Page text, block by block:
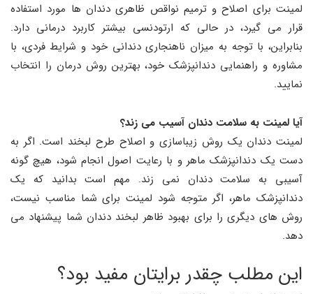
لمینت برای اصلاح و ترمیم نواقص ظاهری دندان‌ ها مورد استفاده
قرار می ‌گیرد، در حالی که ارتودنسی بیشتر کاربرد درمانی دارد.
بنابراین، با توجه به میزان ناهنجاری دندانی خود و شرایط فردی، با
مشاوره و راهنمایی دندانپزشک خود، بهترین روش درمان را انتخاب
نمایید.
آیا لمینت به سلامت دندان آسیب می ‌زند؟
لمینت دندان یک روش زیباسازی و اصلاح طرح لبخند است. اگر به
دست یک دندانپزشک ماهر و با رعایت اصول انجام شود، هیچ گونه
آسیبی به سلامت دندان نمی زند. مهم است بدانید که یک
دندانپزشک ماهر، اگر متوجه شود لمینت برای شما مناسب نیست،
روش ‌های دیگری را برای بهبود ظاهر لبخند دندان شما پیشنهاد می
‌دهد.
این مطلب چقدر برایتان مفید بود؟